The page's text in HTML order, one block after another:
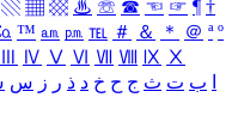
▧ ▦ ▩ ♨ ☏ ☎ ☜ ☞ ¶ †
™ ㏂ ㏘ ℡ ＃ ＆ ＊ ＠ ª º
Ⅳ Ⅴ Ⅵ Ⅶ Ⅷ Ⅸ Ⅹ
ب ت ث ج ح خ د ذ ر ز س